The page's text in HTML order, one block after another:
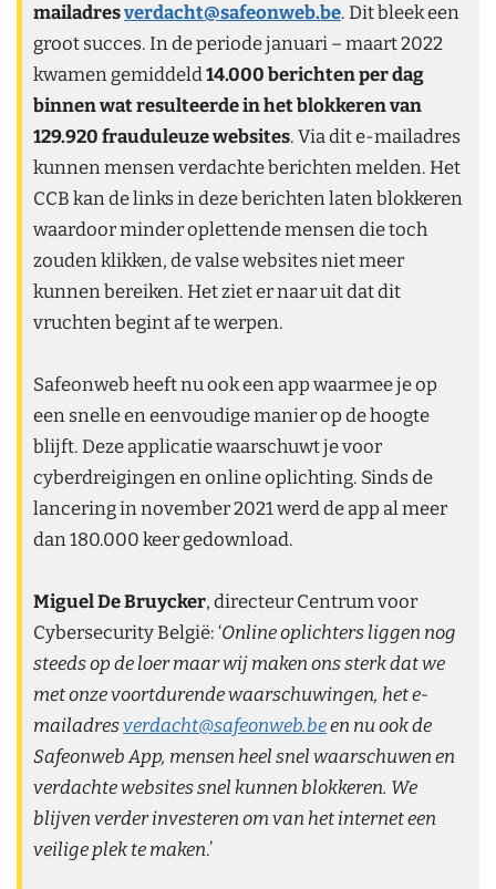
mailadresverdacht@safeonweb.be. Dit bleek een
groot succes. In de periode januari – maart 2022
kwamen gemiddeld14.000 berichten per dag
binnen wat resulteerde in het blokkeren van
129.920 frauduleuze websites. Via dit e-mailadres
kunnen mensen verdachte berichten melden. Het
CCB kan de links in deze berichten laten blokkeren
waardoor minder oplettende mensen die toch
zouden klikken, de valse websites niet meer
kunnen bereiken. Het ziet er naar uit dat dit
vruchten begint af te werpen.
Safeonweb heeft nu ook een app waarmee je op
een snelle en eenvoudige manier op de hoogte
blijft. Deze applicatie waarschuwt je voor
cyberdreigingen en online oplichting. Sinds de
lancering in november 2021 werd de app al meer
dan 180.000 keer gedownload.
Miguel De Bruycker, directeur Centrum voor
Cybersecurity België: ‘Online oplichters liggen nog
steeds op de loer maar wij maken ons sterk dat we
met onze voortdurende waarschuwingen, het e-
mailadresverdacht@safeonweb.been nu ook de
Safeonweb App, mensen heel snel waarschuwen en
verdachte websites snel kunnen blokkeren. We
blijven verder investeren om van het internet een
veilige plek te maken.’